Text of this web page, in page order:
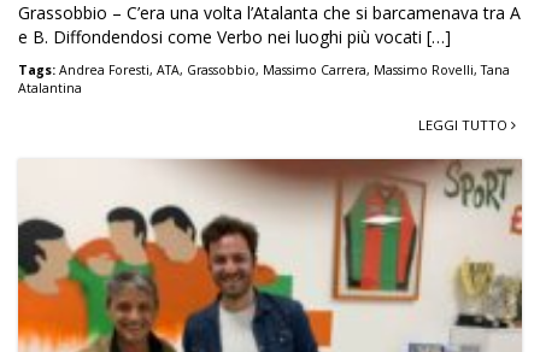
Grassobbio – C’era una volta l’Atalanta che si barcamenava tra A
e B. Diffondendosi come Verbo nei luoghi più vocati […]
Tags: Andrea Foresti, ATA, Grassobbio, Massimo Carrera, Massimo Rovelli,Tana
Atalantina
LEGGI TUTTO